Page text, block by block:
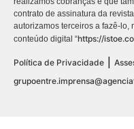
contrato de assinatura da
autorizamos terceiros a fazê-
conteúdo digital “https://
Política de Privacidade